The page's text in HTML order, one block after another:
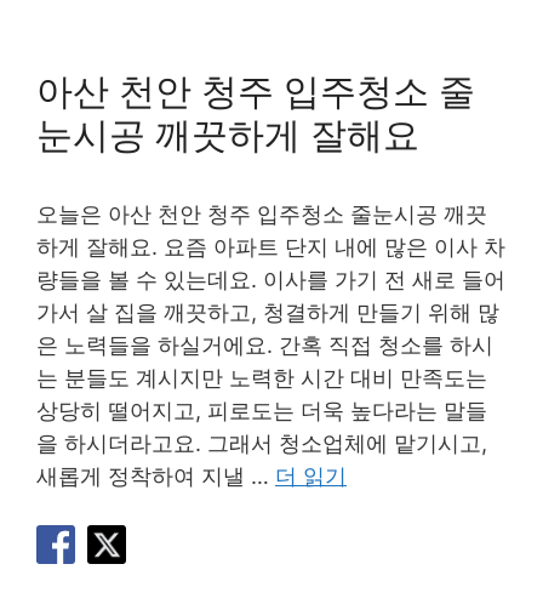
아산 천안 청주 입주청소 줄
눈시공 깨끗하게 잘해요
오늘은 아산 천안 청주 입주청소 줄눈시공 깨끗
하게 잘해요. 요즘 아파트 단지 내에 많은 이사 차
량들을 볼 수 있는데요. 이사를 가기 전 새로 들어
가서 살 집을 깨끗하고, 청결하게 만들기 위해 많
은 노력들을 하실거에요. 간혹 직접 청소를 하시
는 분들도 계시지만 노력한 시간 대비 만족도는
상당히 떨어지고, 피로도는 더욱 높다라는 말들
을 하시더라고요. 그래서 청소업체에 맡기시고,
새롭게 정착하여 지낼 … 더 읽기